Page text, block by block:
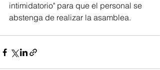
intimidatorio" para que el personal se
abstenga de realizar la asamblea.